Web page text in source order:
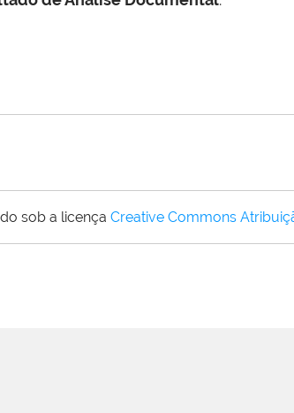
sob a licença Creative Commons